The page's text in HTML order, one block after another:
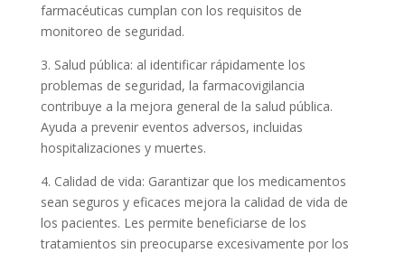
farmacéuticas cumplan con los requisitos de
monitoreo de seguridad.
3. Salud pública: al identificar rápidamente los
problemas de seguridad, la farmacovigilancia
contribuye a la mejora general de la salud pública.
Ayuda a prevenir eventos adversos, incluidas
hospitalizaciones y muertes.
4. Calidad de vida: Garantizar que los medicamentos
sean seguros y eficaces mejora la calidad de vida de
los pacientes. Les permite beneficiarse de los
tratamientos sin preocuparse excesivamente por los